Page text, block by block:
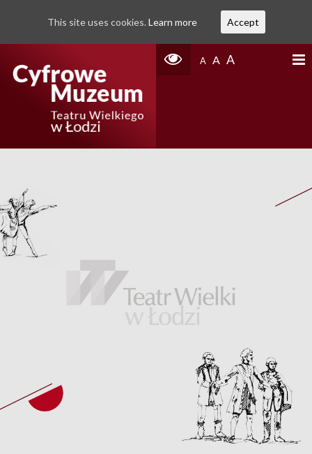
A A A
This site uses cookies. Learn more Accept